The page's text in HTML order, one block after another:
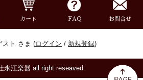
カート FAQ お問合せ
スト さま (ログイン / 新規登録)
永江楽器 all right reseaved.